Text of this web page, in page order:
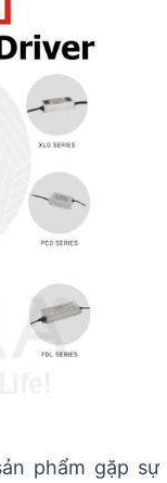
phẩm gặp sự